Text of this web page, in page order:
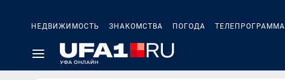
НЕДВИЖИМОСТЬ ЗНАКОМСТВА ПОГОДА ТЕЛЕПРОГРАММА